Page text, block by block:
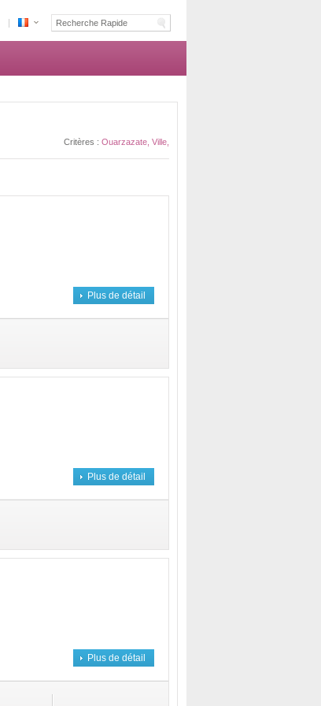
Critères : Ouarzazate, Ville,
Plus de détail
Plus de détail
Plus de détail